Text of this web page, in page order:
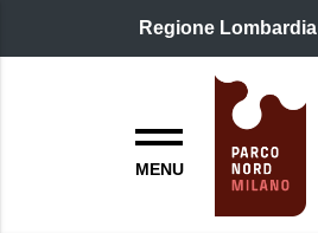
Regione Lombardia